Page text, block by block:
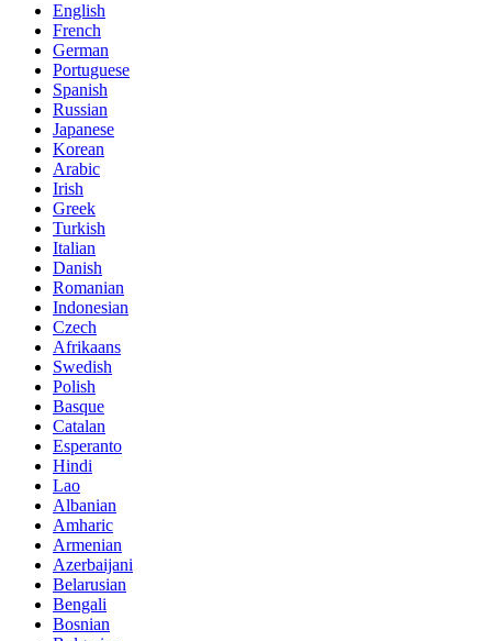
English
French
German
Portuguese
Spanish
Russian
Japanese
Korean
Arabic
Irish
Greek
Turkish
Italian
Danish
Romanian
Indonesian
Czech
Afrikaans
Swedish
Polish
Basque
Catalan
Esperanto
Hindi
Lao
Albanian
Amharic
Armenian
Azerbaijani
Belarusian
Bengali
Bosnian